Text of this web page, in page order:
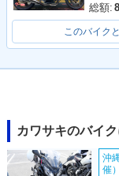
2003年 ZRX-Ⅱ・マ
総額:
このバイク
カワサキのバイ
沖
催）